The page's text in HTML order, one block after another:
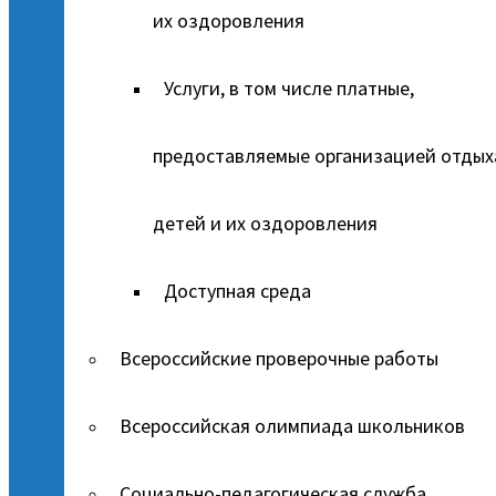
их оздоровления
Услуги, в том числе платные,
предоставляемые организацией
детей и их оздоровления
Доступная среда
Всероссийские проверочные работы
Всероссийская олимпиада школьников